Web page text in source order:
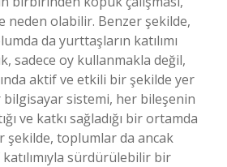
neden olabilir. Benzer şekilde,
da yurttaşların katılımı
sadece oy kullanmakla değil,
aktif ve etkili bir şekilde yer
sistemi, her bileşenin
ve katkı sağladığı bir ortamda
şekilde, toplumlar da ancak
sürdürülebilir bir